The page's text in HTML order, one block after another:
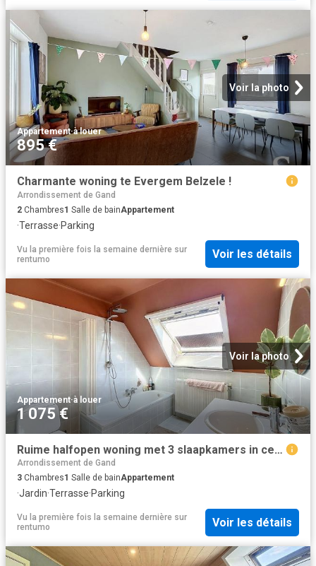
Voir la photo
Appartement·à louer
895 €
Charmante woning te Evergem Belzele !
Arrondissement de Gand
2 Chambres1 Salle de bainAppartement
·Terrasse·Parking
Vu la première fois la semaine dernière sur
rentumo
Voir les détails
Voir la photo
Appartement·à louer
1 075 €
Ruime halfopen woning met 3 slaapkamers in centrum Aalter
Arrondissement de Gand
3 Chambres1 Salle de bainAppartement
·Jardin·Terrasse·Parking
Vu la première fois la semaine dernière sur
rentumo
Voir les détails